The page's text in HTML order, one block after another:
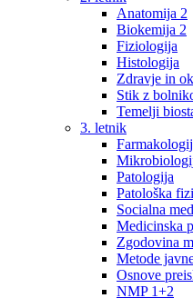
Anatomija 2
Biokemija 2
Fiziologija
Histologija
Zdravje in
Stik z
Temelji
3. letnik
Patologija
Patološka
Socialna
Medicinska
Zgodovina
Metode
Osnove
NMP 1+2